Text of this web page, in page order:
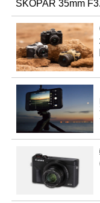
SKOPAR 35mm
Aspherical